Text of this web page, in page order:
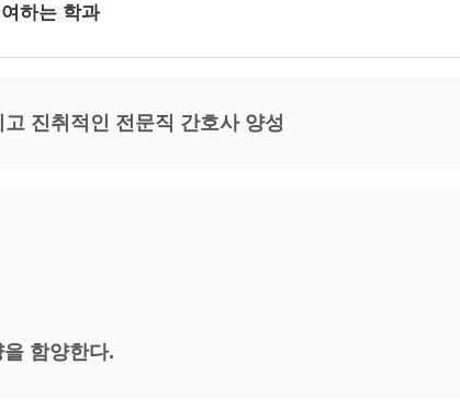
하는 학과
진취적인 전문직 간호사 양성
함양한다.